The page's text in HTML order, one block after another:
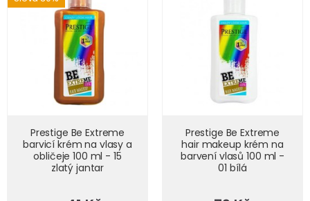
Prestige Be Extreme
barvicí krém na vlasy a
obličeje 100 ml - 15
zlatý jantar
Prestige Be Extreme
hair makeup krém na
barvení vlasů 100 ml -
01 bílá